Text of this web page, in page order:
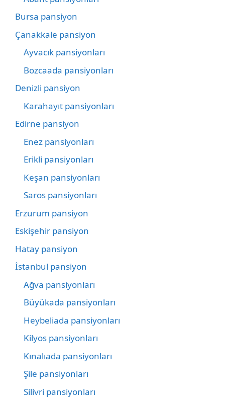
Bursa pansiyon
Çanakkale pansiyon
Ayvacık pansiyonları
Bozcaada pansiyonları
Denizli pansiyon
Karahayıt pansiyonları
Edirne pansiyon
Enez pansiyonları
Erikli pansiyonları
Keşan pansiyonları
Saros pansiyonları
Erzurum pansiyon
Eskişehir pansiyon
Hatay pansiyon
İstanbul pansiyon
Ağva pansiyonları
Büyükada pansiyonları
Heybeliada pansiyonları
Kilyos pansiyonları
Kınalıada pansiyonları
Şile pansiyonları
Silivri pansiyonları